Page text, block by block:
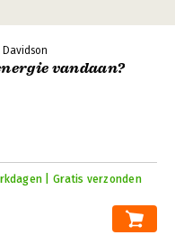
vandaan?
| Gratis verzonden